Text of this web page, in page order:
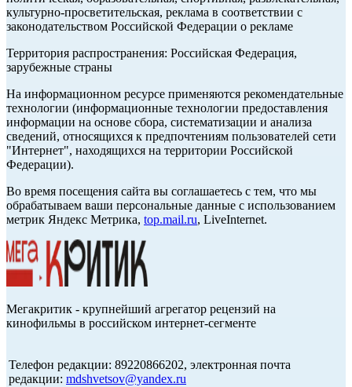
культурно-просветительская, реклама в соответствии с
законодательством Российской Федерации о рекламе
Территория распространения: Российская Федерация,
зарубежные страны
На информационном ресурсе применяются рекомендательные
технологии (информационные технологии предоставления
информации на основе сбора, систематизации и анализа
сведений, относящихся к предпочтениям пользователей сети
"Интернет", находящихся на территории Российской
Федерации).
Во время посещения сайта вы соглашаетесь с тем, что мы
обрабатываем ваши персональные данные с использованием
метрик Яндекс Метрика, top.mail.ru, LiveInternet.
Мегакритик - крупнейший агрегатор рецензий на
кинофильмы в российском интернет-сегменте
Телефон редакции: 89220866202, электронная почта
редакции: mdshvetsov@yandex.ru